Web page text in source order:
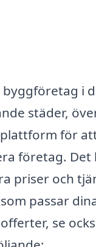
i
städer,
för
företag. Det
priser och
passar
se